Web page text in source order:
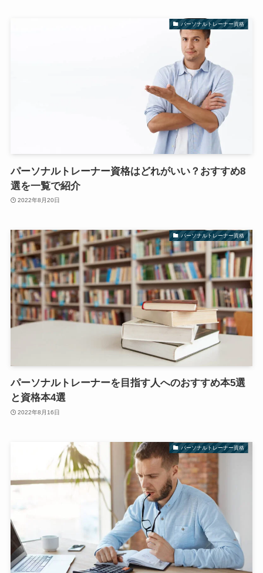
パーソナルトレーナー資格
パーソナルトレーナー資格はどれがいい？おすすめ8
選を一覧で紹介
2022年8月20日
パーソナルトレーナー資格
パーソナルトレーナーを目指す人へのおすすめ本5選
と資格本4選
2022年8月16日
パーソナルトレーナー資格